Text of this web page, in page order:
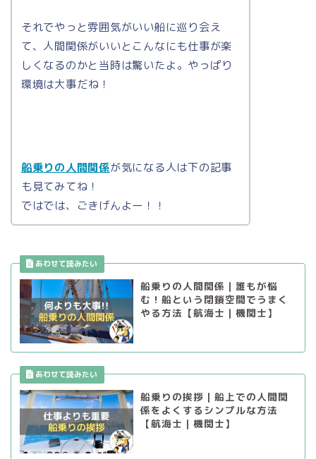
それでやっと雰囲気がいい船に巡り会え
て、人間関係がいいとこんなにも仕事が楽
しくなるのかと当時は驚いたよ。やっぱり
環境は大事だね！
船乗りの人間関係が気になる人は下の記事
も見てみてね！
ではでは、ごきげんよー！！
船乗りの人間関係｜誰もが悩
む！船という閉鎖空間でうまく
やる方法【航海士｜機関士】
船乗りの挨拶｜船上での人間関
係をよくするシンプルな方法
【航海士｜機関士】